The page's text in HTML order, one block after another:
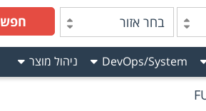
בחר אזור חפש
DevOps/System ניהול מוצר